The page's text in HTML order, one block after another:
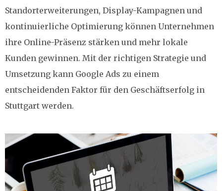
Standorterweiterungen, Display-Kampagnen und
kontinuierliche Optimierung können Unternehmen
ihre Online-Präsenz stärken und mehr lokale
Kunden gewinnen. Mit der richtigen Strategie und
Umsetzung kann Google Ads zu einem
entscheidenden Faktor für den Geschäftserfolg in
Stuttgart werden.